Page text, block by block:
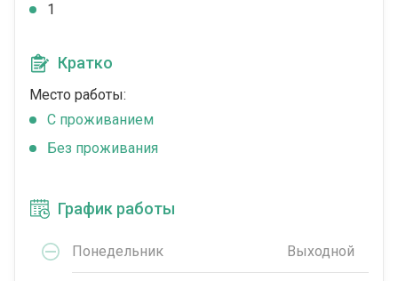
1
Кратко
Место работы:
C проживанием
Без проживания
График работы
Понедельник Выходной